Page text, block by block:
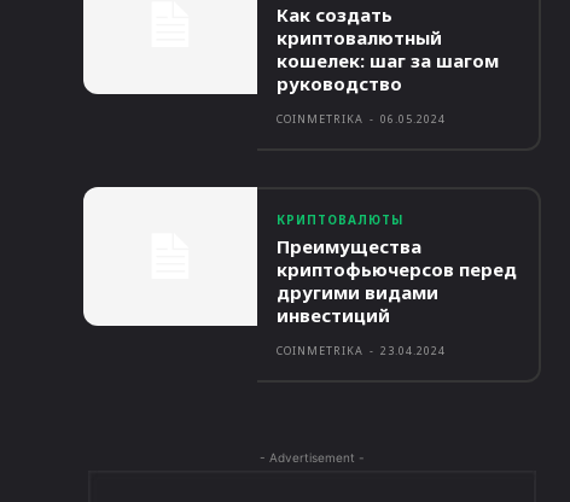
Как создать
криптовалютный
кошелек: шаг за шагом
руководство
COINMETRIKA - 06.05.2024
КРИПТОВАЛЮТЫ
Преимущества
криптофьючерсов перед
другими видами
инвестиций
COINMETRIKA - 23.04.2024
- Advertisement -